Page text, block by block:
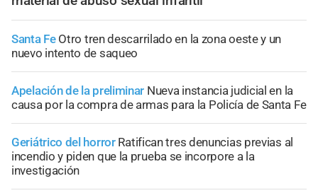
Santa Fe Otro tren descarrilado en la zona oeste y un
nuevo intento de saqueo
Apelación de la preliminar Nueva instancia judicial en la
causa por la compra de armas para la Policía de Santa Fe
Geriátrico del horror Ratifican tres denuncias previas al
incendio y piden que la prueba se incorpore a la
investigación